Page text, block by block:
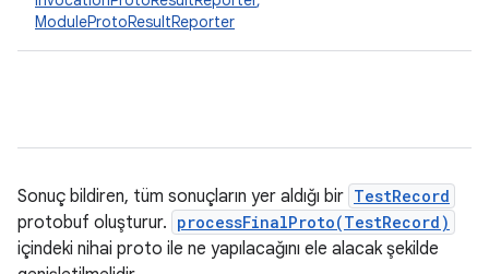
ModuleProtoResultReporter
Sonuç bildiren, tüm sonuçların yer aldığı bir TestRecord
protobuf oluşturur. processFinalProto(TestRecord)
içindeki nihai proto ile ne yapılacağını ele alacak şekilde